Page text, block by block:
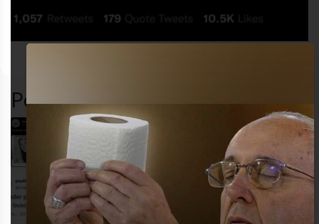
Popular en LVI
Excelente nombre
Necesito que exista